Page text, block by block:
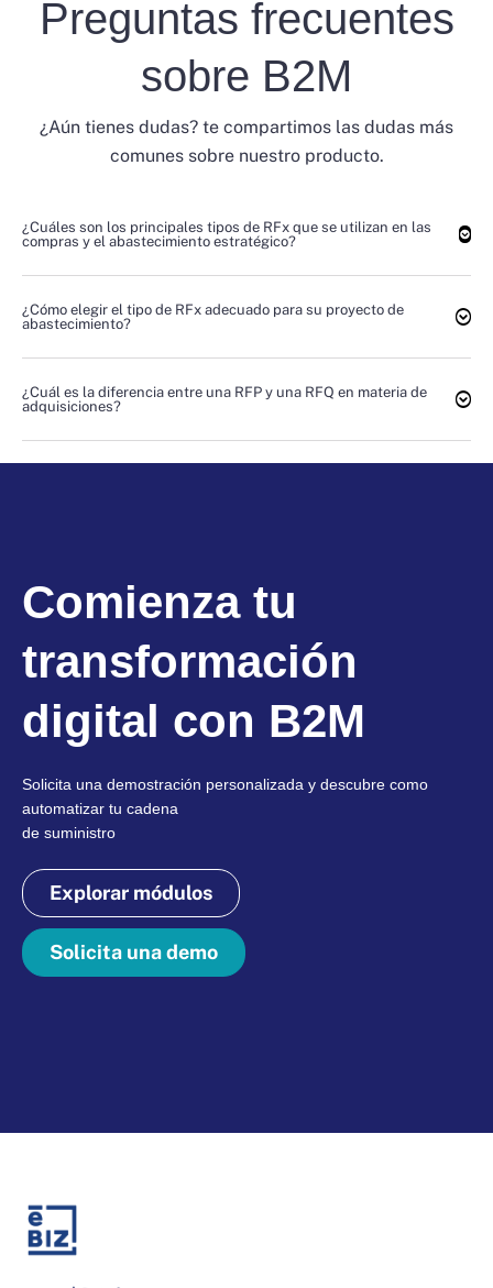
Preguntas frecuentes
sobre B2M
¿Aún tienes dudas? te compartimos las dudas más
comunes sobre nuestro producto.
¿Cuáles son los principales tipos de RFx que se utilizan en las
compras y el abastecimiento estratégico?
¿Cómo elegir el tipo de RFx adecuado para su proyecto de
abastecimiento?
¿Cuál es la diferencia entre una RFP y una RFQ en materia de
adquisiciones?
Comienza tu
transformación
digital con B2M
Solicita una demostración personalizada y descubre como
automatizar tu cadena
de suministro
Explorar módulos
Solicita una demo